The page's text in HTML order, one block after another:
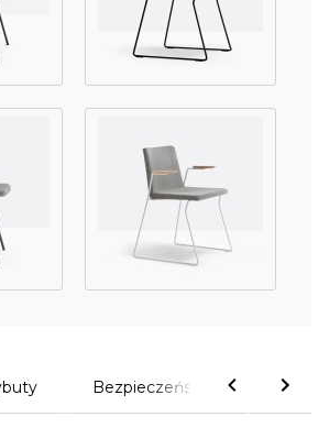
Bezpieczeństwo